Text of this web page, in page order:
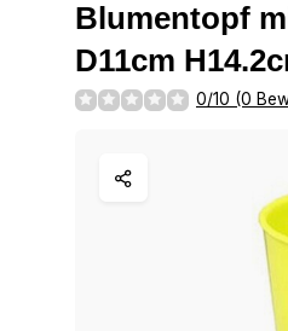
Blumentopf
D11cm
0/10 (0